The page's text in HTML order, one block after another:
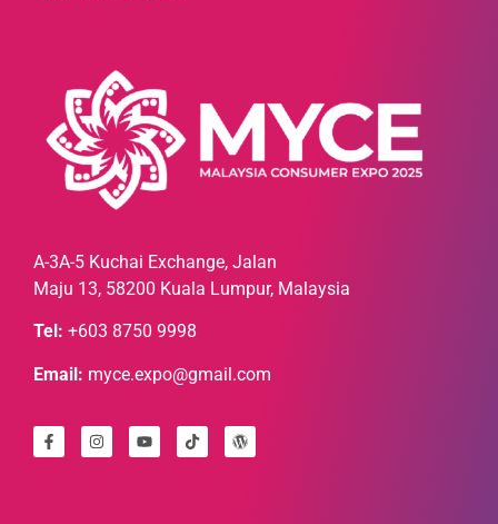
A-3A-5 Kuchai Exchange, Jalan
Maju 13, 58200 Kuala Lumpur, Malaysia
Tel: +603 8750 9998
Email: myce.expo@gmail.com